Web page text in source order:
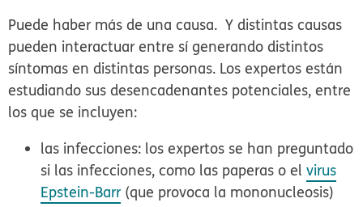
Puede haber más de una causa. Y distintas causas
pueden interactuar entre sí generando distintos
síntomas en distintas personas. Los expertos están
estudiando sus desencadenantes potenciales, entre
los que se incluyen:
las infecciones: los expertos se han preguntado
si las infecciones, como las paperas o elvirus
Epstein-Barr(que provoca la mononucleosis)